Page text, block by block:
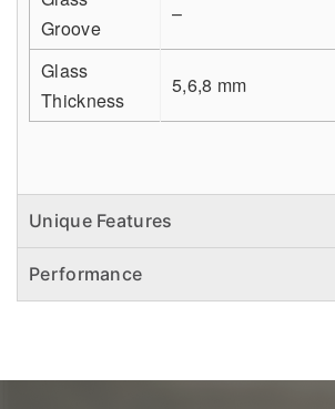
Groove
–
Glass
Thickness
5,6,8 mm
Unique Features
Performance